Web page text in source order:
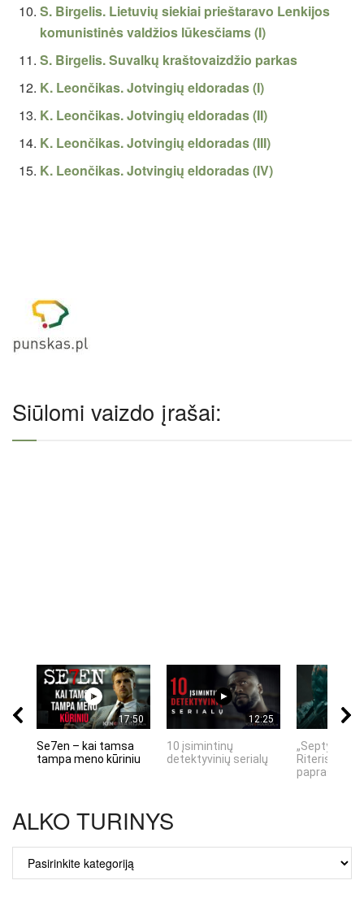
S. Birgelis. Lietuvių siekiai prieštaravo Lenkijos
komunistinės valdžios lūkesčiams (I)
S. Birgelis. Suvalkų kraštovaizdžio parkas
K. Leončikas. Jotvingių eldoradas (I)
K. Leončikas. Jotvingių eldoradas (II)
K. Leončikas. Jotvingių eldoradas (III)
K. Leončikas. Jotvingių eldoradas (IV)
Siūlomi vaizdo įrašai:
17:50
Se7en – kai tamsa
tampa meno kūriniu
12:25
10 įsimintinų
detektyvinių serialų
„Septynių
Riteris" – kai
ALKO TURINYS
TURINYS